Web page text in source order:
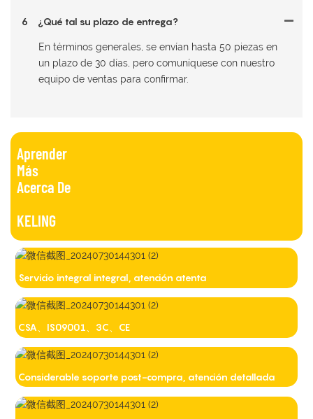
6 ¿Qué tal su plazo de entrega?
En términos generales, se envían hasta 50 piezas en
un plazo de 30 días, pero comuníquese con nuestro
equipo de ventas para confirmar.
Aprender
Más
Acerca De
KELING
Servicio integral integral, atención atenta
CSA、IS09001、3C、CE
Considerable soporte post-compra, atención detallada